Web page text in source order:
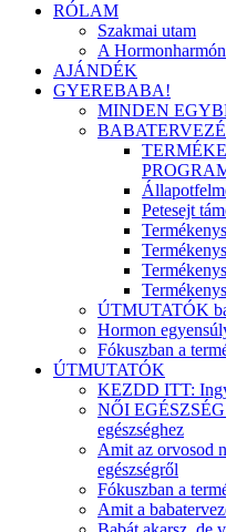
RÓLAM
Szakmai utam
A
AJÁNDÉK
GYEREBABA!
MINDEN
Petesejt
ÚTMUTATÓK
Hormon
Fókuszban a
ÚTMUTATÓK
KEZDD ITT:
NŐI
egészséghez
Amit az orvosod
egészségről
Fókuszban a
Amit a